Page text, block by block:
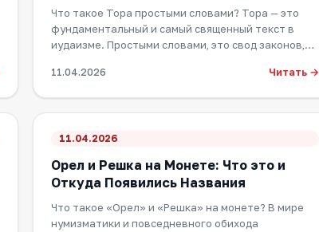
Что такое Тора простыми словами? Тора — это
фундаментальный и самый священный текст в
иудаизме. Простыми словами, это свод законов,
11.04.2026 Читать →
11.04.2026
Орел и Решка на Монете: Что это и
Откуда Появились Названия
Что такое «Орел» и «Решка» на монете? В мире
нумизматики и повседневного обихода